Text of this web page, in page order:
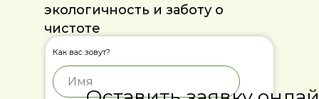
Как вас зовут?
экологичность и заботу о
чистоте